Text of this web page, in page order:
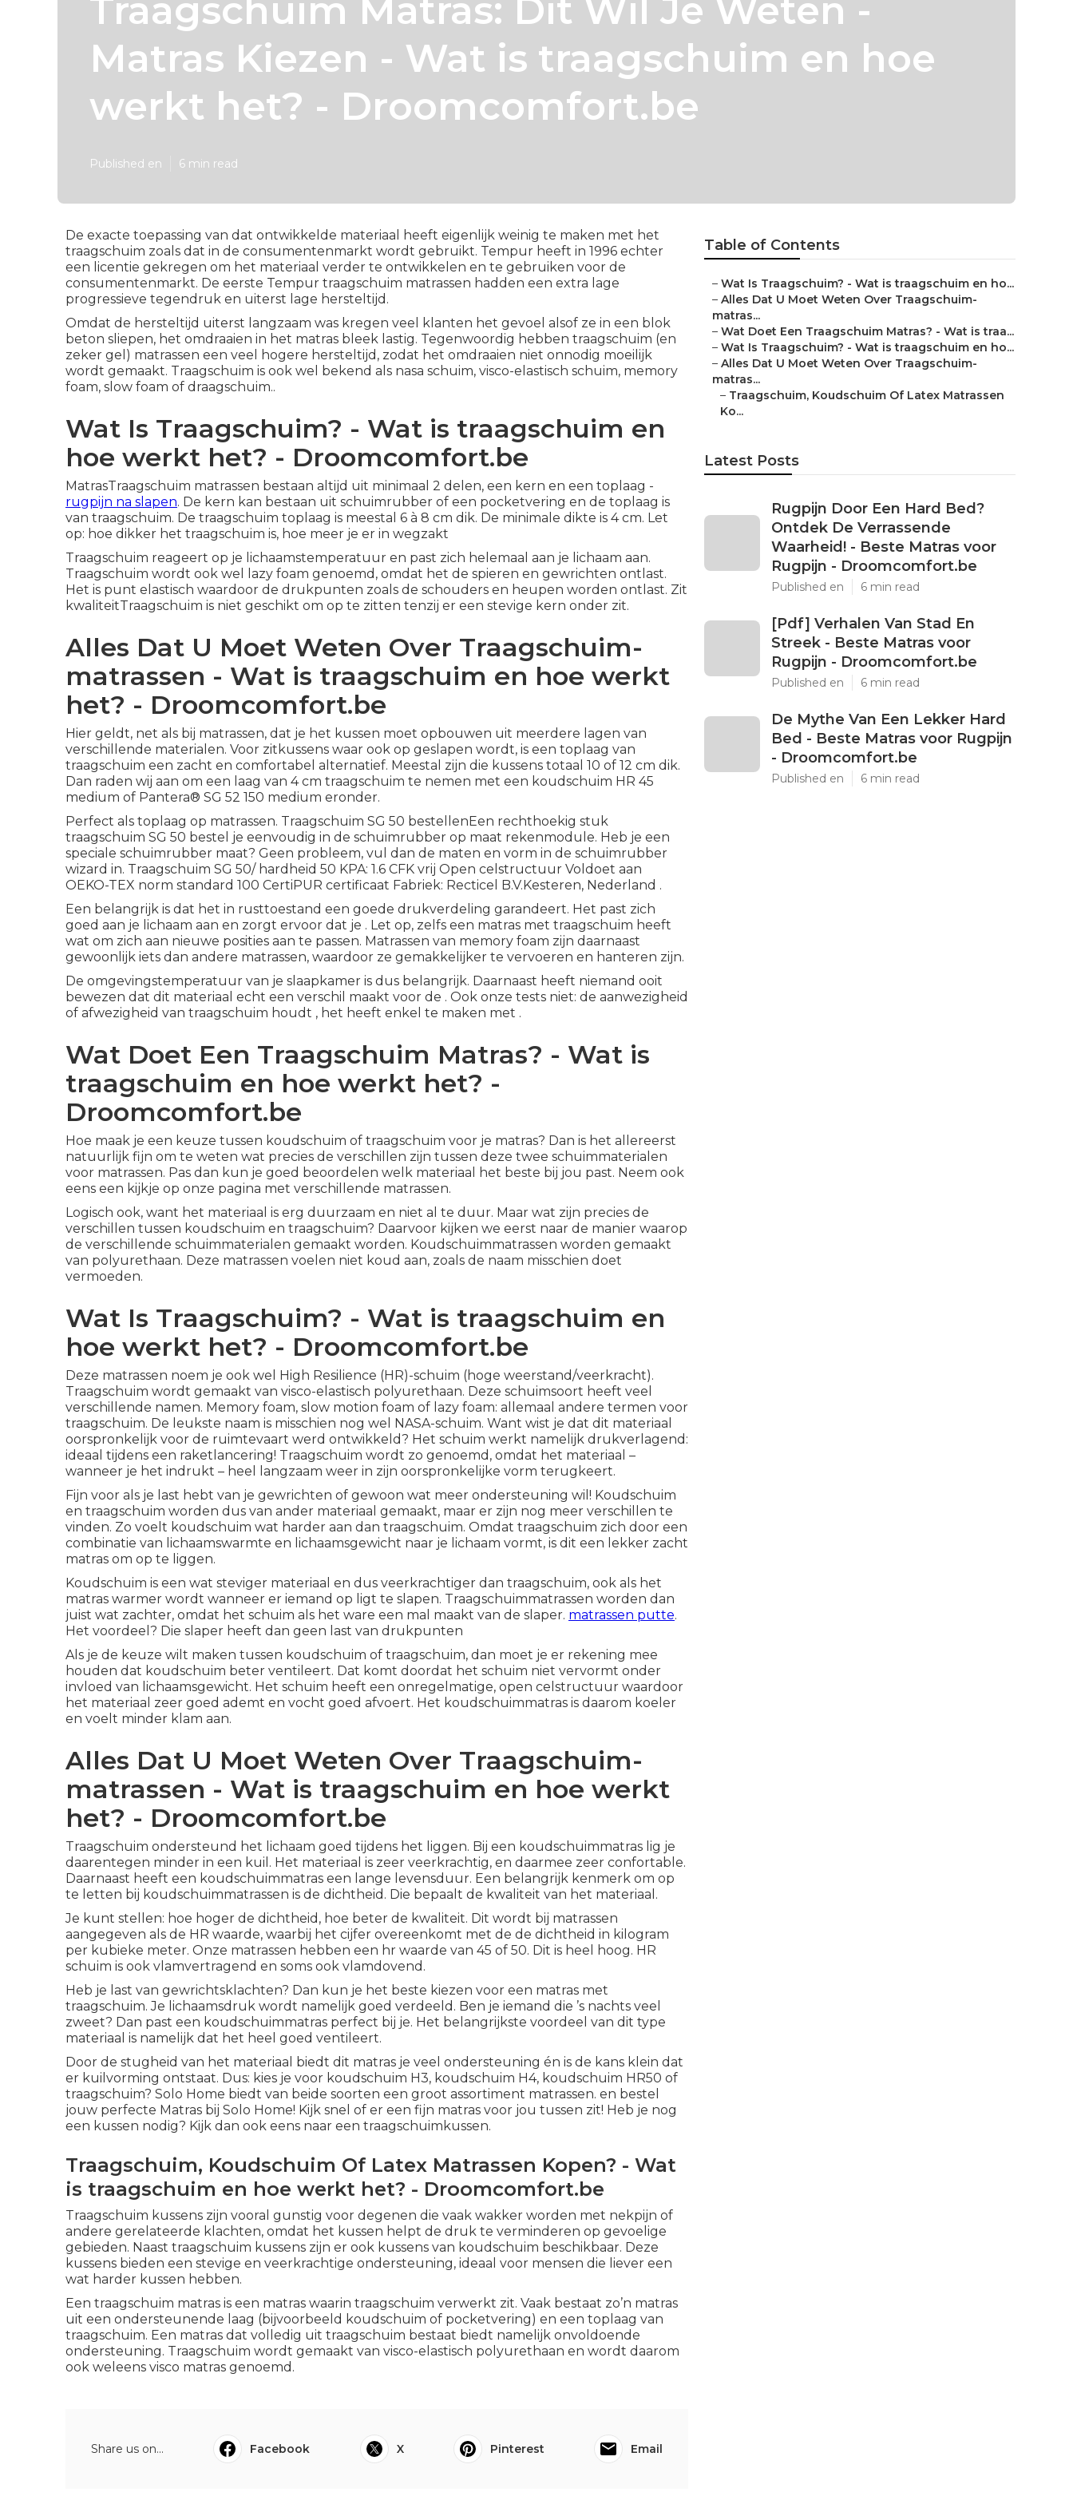
Traagschuim Matras: Dit Wil Je Weten -
Matras Kiezen - Wat is traagschuim en hoe
werkt het? - Droomcomfort.be
Published en 6 min read
De exacte toepassing van dat ontwikkelde materiaal heeft eigenlijk weinig te maken met het
traagschuim zoals dat in de consumentenmarkt wordt gebruikt. Tempur heeft in 1996 echter
een licentie gekregen om het materiaal verder te ontwikkelen en te gebruiken voor de
consumentenmarkt. De eerste Tempur traagschuim matrassen hadden een extra lage
progressieve tegendruk en uiterst lage hersteltijd.
Omdat de hersteltijd uiterst langzaam was kregen veel klanten het gevoel alsof ze in een blok
beton sliepen, het omdraaien in het matras bleek lastig. Tegenwoordig hebben traagschuim (en
zeker gel) matrassen een veel hogere hersteltijd, zodat het omdraaien niet onnodig moeilijk
wordt gemaakt. Traagschuim is ook wel bekend als nasa schuim, visco-elastisch schuim, memory
foam, slow foam of draagschuim..
Wat Is Traagschuim? - Wat is traagschuim en
hoe werkt het? - Droomcomfort.be
MatrasTraagschuim matrassen bestaan altijd uit minimaal 2 delen, een kern en een toplaag -
rugpijn na slapen. De kern kan bestaan uit schuimrubber of een pocketvering en de toplaag is
van traagschuim. De traagschuim toplaag is meestal 6 à 8 cm dik. De minimale dikte is 4 cm. Let
op: hoe dikker het traagschuim is, hoe meer je er in wegzakt
Traagschuim reageert op je lichaamstemperatuur en past zich helemaal aan je lichaam aan.
Traagschuim wordt ook wel lazy foam genoemd, omdat het de spieren en gewrichten ontlast.
Het is punt elastisch waardoor de drukpunten zoals de schouders en heupen worden ontlast. Zit
kwaliteitTraagschuim is niet geschikt om op te zitten tenzij er een stevige kern onder zit.
Alles Dat U Moet Weten Over Traagschuim-
matrassen - Wat is traagschuim en hoe werkt
het? - Droomcomfort.be
Hier geldt, net als bij matrassen, dat je het kussen moet opbouwen uit meerdere lagen van
verschillende materialen. Voor zitkussens waar ook op geslapen wordt, is een toplaag van
traagschuim een zacht en comfortabel alternatief. Meestal zijn die kussens totaal 10 of 12 cm dik.
Dan raden wij aan om een laag van 4 cm traagschuim te nemen met een koudschuim HR 45
medium of Pantera® SG 52 150 medium eronder.
Perfect als toplaag op matrassen. Traagschuim SG 50 bestellenEen rechthoekig stuk
traagschuim SG 50 bestel je eenvoudig in de schuimrubber op maat rekenmodule. Heb je een
speciale schuimrubber maat? Geen probleem, vul dan de maten en vorm in de schuimrubber
wizard in. Traagschuim SG 50/ hardheid 50 KPA: 1.6 CFK vrij Open celstructuur Voldoet aan
OEKO-TEX norm standard 100 CertiPUR certificaat Fabriek: Recticel B.V.Kesteren, Nederland .
Een belangrijk is dat het in rusttoestand een goede drukverdeling garandeert. Het past zich
goed aan je lichaam aan en zorgt ervoor dat je . Let op, zelfs een matras met traagschuim heeft
wat om zich aan nieuwe posities aan te passen. Matrassen van memory foam zijn daarnaast
gewoonlijk iets dan andere matrassen, waardoor ze gemakkelijker te vervoeren en hanteren zijn.
De omgevingstemperatuur van je slaapkamer is dus belangrijk. Daarnaast heeft niemand ooit
bewezen dat dit materiaal echt een verschil maakt voor de . Ook onze tests niet: de aanwezigheid
of afwezigheid van traagschuim houdt , het heeft enkel te maken met .
Wat Doet Een Traagschuim Matras? - Wat is
traagschuim en hoe werkt het? -
Droomcomfort.be
Hoe maak je een keuze tussen koudschuim of traagschuim voor je matras? Dan is het allereerst
natuurlijk fijn om te weten wat precies de verschillen zijn tussen deze twee schuimmaterialen
voor matrassen. Pas dan kun je goed beoordelen welk materiaal het beste bij jou past. Neem ook
eens een kijkje op onze pagina met verschillende matrassen.
Logisch ook, want het materiaal is erg duurzaam en niet al te duur. Maar wat zijn precies de
verschillen tussen koudschuim en traagschuim? Daarvoor kijken we eerst naar de manier waarop
de verschillende schuimmaterialen gemaakt worden. Koudschuimmatrassen worden gemaakt
van polyurethaan. Deze matrassen voelen niet koud aan, zoals de naam misschien doet
vermoeden.
Wat Is Traagschuim? - Wat is traagschuim en
hoe werkt het? - Droomcomfort.be
Deze matrassen noem je ook wel High Resilience (HR)-schuim (hoge weerstand/veerkracht).
Traagschuim wordt gemaakt van visco-elastisch polyurethaan. Deze schuimsoort heeft veel
verschillende namen. Memory foam, slow motion foam of lazy foam: allemaal andere termen voor
traagschuim. De leukste naam is misschien nog wel NASA-schuim. Want wist je dat dit materiaal
oorspronkelijk voor de ruimtevaart werd ontwikkeld? Het schuim werkt namelijk drukverlagend:
ideaal tijdens een raketlancering! Traagschuim wordt zo genoemd, omdat het materiaal –
wanneer je het indrukt – heel langzaam weer in zijn oorspronkelijke vorm terugkeert.
Fijn voor als je last hebt van je gewrichten of gewoon wat meer ondersteuning wil! Koudschuim
en traagschuim worden dus van ander materiaal gemaakt, maar er zijn nog meer verschillen te
vinden. Zo voelt koudschuim wat harder aan dan traagschuim. Omdat traagschuim zich door een
combinatie van lichaamswarmte en lichaamsgewicht naar je lichaam vormt, is dit een lekker zacht
matras om op te liggen.
Koudschuim is een wat steviger materiaal en dus veerkrachtiger dan traagschuim, ook als het
matras warmer wordt wanneer er iemand op ligt te slapen. Traagschuimmatrassen worden dan
juist wat zachter, omdat het schuim als het ware een mal maakt van de slaper. matrassen putte.
Het voordeel? Die slaper heeft dan geen last van drukpunten
Als je de keuze wilt maken tussen koudschuim of traagschuim, dan moet je er rekening mee
houden dat koudschuim beter ventileert. Dat komt doordat het schuim niet vervormt onder
invloed van lichaamsgewicht. Het schuim heeft een onregelmatige, open celstructuur waardoor
het materiaal zeer goed ademt en vocht goed afvoert. Het koudschuimmatras is daarom koeler
en voelt minder klam aan.
Alles Dat U Moet Weten Over Traagschuim-
matrassen - Wat is traagschuim en hoe werkt
het? - Droomcomfort.be
Traagschuim ondersteund het lichaam goed tijdens het liggen. Bij een koudschuimmatras lig je
daarentegen minder in een kuil. Het materiaal is zeer veerkrachtig, en daarmee zeer confortable.
Daarnaast heeft een koudschuimmatras een lange levensduur. Een belangrijk kenmerk om op
te letten bij koudschuimmatrassen is de dichtheid. Die bepaalt de kwaliteit van het materiaal.
Je kunt stellen: hoe hoger de dichtheid, hoe beter de kwaliteit. Dit wordt bij matrassen
aangegeven als de HR waarde, waarbij het cijfer overeenkomt met de de dichtheid in kilogram
per kubieke meter. Onze matrassen hebben een hr waarde van 45 of 50. Dit is heel hoog. HR
schuim is ook vlamvertragend en soms ook vlamdovend.
Heb je last van gewrichtsklachten? Dan kun je het beste kiezen voor een matras met
traagschuim. Je lichaamsdruk wordt namelijk goed verdeeld. Ben je iemand die ’s nachts veel
zweet? Dan past een koudschuimmatras perfect bij je. Het belangrijkste voordeel van dit type
materiaal is namelijk dat het heel goed ventileert.
Door de stugheid van het materiaal biedt dit matras je veel ondersteuning én is de kans klein dat
er kuilvorming ontstaat. Dus: kies je voor koudschuim H3, koudschuim H4, koudschuim HR50 of
traagschuim? Solo Home biedt van beide soorten een groot assortiment matrassen. en bestel
jouw perfecte Matras bij Solo Home! Kijk snel of er een fijn matras voor jou tussen zit! Heb je nog
een kussen nodig? Kijk dan ook eens naar een traagschuimkussen.
Traagschuim, Koudschuim Of Latex Matrassen Kopen? - Wat
is traagschuim en hoe werkt het? - Droomcomfort.be
Traagschuim kussens zijn vooral gunstig voor degenen die vaak wakker worden met nekpijn of
andere gerelateerde klachten, omdat het kussen helpt de druk te verminderen op gevoelige
gebieden. Naast traagschuim kussens zijn er ook kussens van koudschuim beschikbaar. Deze
kussens bieden een stevige en veerkrachtige ondersteuning, ideaal voor mensen die liever een
wat harder kussen hebben.
Een traagschuim matras is een matras waarin traagschuim verwerkt zit. Vaak bestaat zo’n matras
uit een ondersteunende laag (bijvoorbeeld koudschuim of pocketvering) en een toplaag van
traagschuim. Een matras dat volledig uit traagschuim bestaat biedt namelijk onvoldoende
ondersteuning. Traagschuim wordt gemaakt van visco-elastisch polyurethaan en wordt daarom
ook weleens visco matras genoemd.
Share us on... Facebook X Pinterest Email
Table of Contents
– Wat Is Traagschuim? - Wat is traagschuim en ho...
– Alles Dat U Moet Weten Over Traagschuim-
matras...
– Wat Doet Een Traagschuim Matras? - Wat is traa...
– Wat Is Traagschuim? - Wat is traagschuim en ho...
– Alles Dat U Moet Weten Over Traagschuim-
matras...
– Traagschuim, Koudschuim Of Latex Matrassen
Ko...
Latest Posts
Rugpijn Door Een Hard Bed?
Ontdek De Verrassende
Waarheid! - Beste Matras voor
Rugpijn - Droomcomfort.be
Published en 6 min read
[Pdf] Verhalen Van Stad En
Streek - Beste Matras voor
Rugpijn - Droomcomfort.be
Published en 6 min read
De Mythe Van Een Lekker Hard
Bed - Beste Matras voor Rugpijn
- Droomcomfort.be
Published en 6 min read